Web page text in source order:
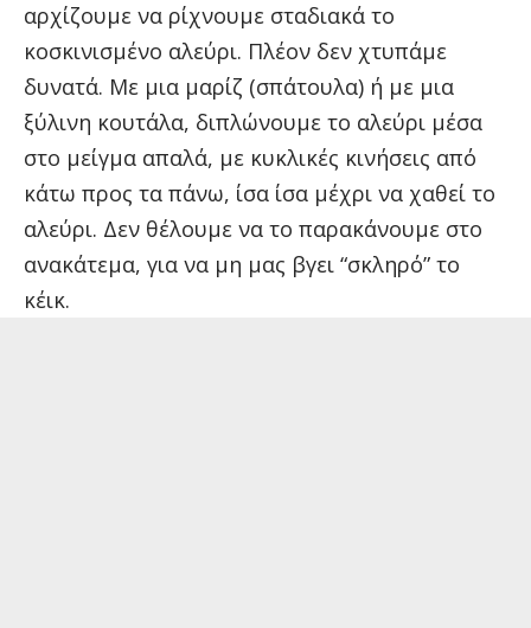
αρχίζουμε να ρίχνουμε σταδιακά το
κοσκινισμένο αλεύρι. Πλέον δεν χτυπάμε
δυνατά. Με μια μαρίζ (σπάτουλα) ή με μια
ξύλινη κουτάλα, διπλώνουμε το αλεύρι μέσα
στο μείγμα απαλά, με κυκλικές κινήσεις από
κάτω προς τα πάνω, ίσα ίσα μέχρι να χαθεί το
αλεύρι. Δεν θέλουμε να το παρακάνουμε στο
ανακάτεμα, για να μη μας βγει “σκληρό” το
κέικ.